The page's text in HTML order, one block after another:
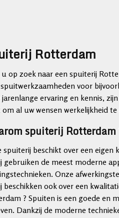
Rotterdam
op zoek naar een spuiterij
voor
ervaring en kennis,
om al uw wensen werkelijkheid
spuiterij Rotterdam
spuiterij beschikt over een eigen
gebruiken de meest moderne
Onze
beschikken ook over een
? Spuiten is een goede en
Dankzij de moderne